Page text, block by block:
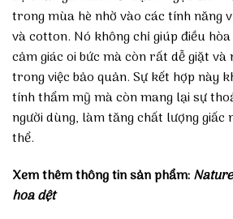
trong mùa hè nhờ vào các tính năng
và cotton. Nó không chỉ giúp điều
cảm giác oi bức mà còn rất dễ giặt và
trong việc bảo quản. Sự kết hợp này
tính thẩm mỹ mà còn mang lại sự
người dùng, làm tăng chất lượng giấc
thể.
Xem thêm thông tin sản phẩm:
hoa dệt